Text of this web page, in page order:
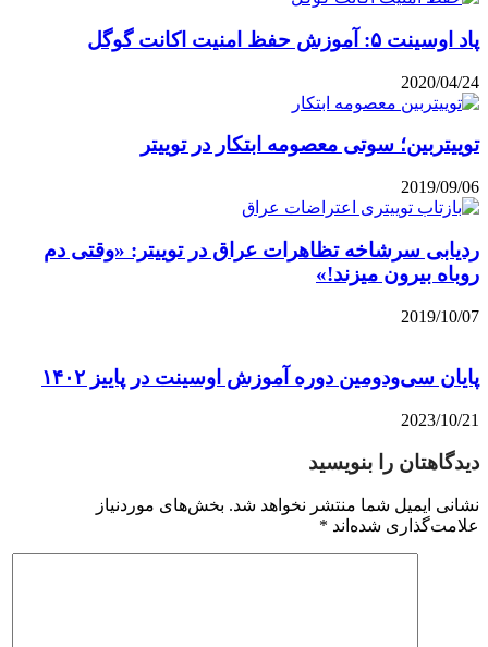
پاد اوسینت ۵: آموزش حفظ امنیت اکانت گوگل
2020/04/24
توییتربین؛ سوتی معصومه ابتکار در توییتر
2019/09/06
ردیابی سرشاخه تظاهرات عراق در توییتر: «وقتی دم
روباه بیرون میزند!»
2019/10/07
پایان سی‌ودومین دوره آموزش اوسینت در پاییز ۱۴۰۲
2023/10/21
دیدگاهتان را بنویسید
نشانی ایمیل شما منتشر نخواهد شد. بخش‌های موردنیاز
علامت‌گذاری شده‌اند *